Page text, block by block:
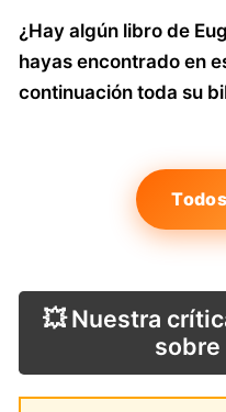
¿Hay algún libro de
hayas encontrado en
continuación toda su
💥 Nuestra
sobre